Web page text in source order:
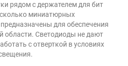
рядом с держателем для бит
миниатюрных
для обеспечения
области. Светодиоды не дают
с отверткой в условиях